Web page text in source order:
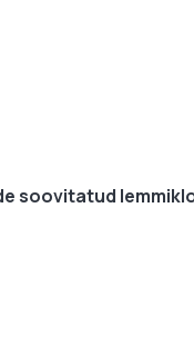
soovitatud